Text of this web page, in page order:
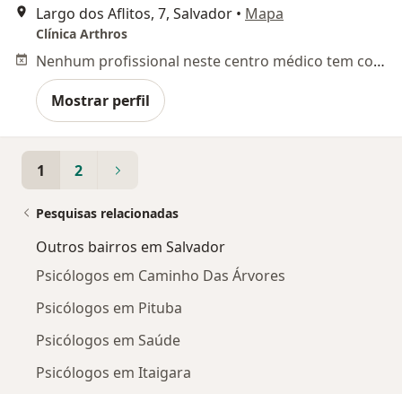
Largo dos Aflitos, 7, Salvador • Mapa
Clínica Arthros
Nenhum profissional neste centro médico tem consultas disponíveis
Mostrar perfil
1 2
Pesquisas relacionadas
Outros bairros em Salvador
Psicólogos em Caminho Das Árvores
Psicólogos em Pituba
Psicólogos em Saúde
Psicólogos em Itaigara